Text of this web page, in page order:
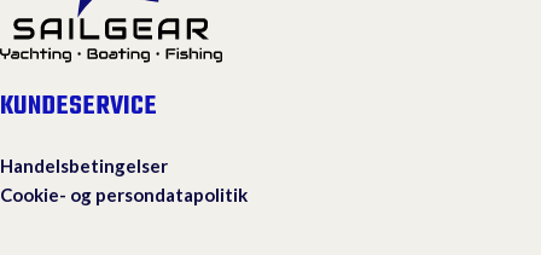
KUNDESERVICE
Handelsbetingelser
Cookie- og persondatapolitik